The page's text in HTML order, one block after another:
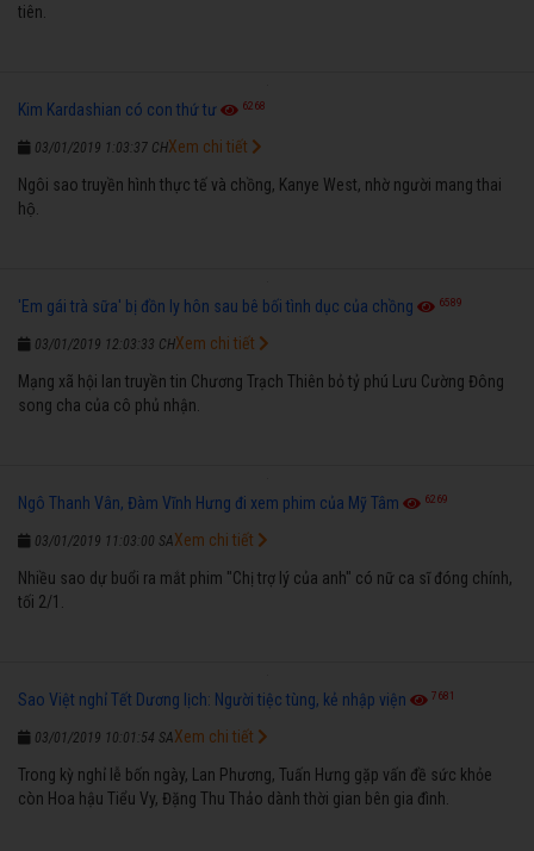
tiên.
Kim Kardashian có con thứ tư 6268
03/01/2019 1:03:37 CH
Ngôi sao truyền hình thực tế và chồng, Kanye West, nhờ người mang thai
hộ.
Xem chi tiết
'Em gái trà sữa' bị đồn ly hôn sau bê bối tình dục của chồng 6589
03/01/2019 12:03:33 CH
Mạng xã hội lan truyền tin Chương Trạch Thiên bỏ tỷ phú Lưu Cường Đông
song cha của cô phủ nhận.
Xem chi tiết
Ngô Thanh Vân, Đàm Vĩnh Hưng đi xem phim của Mỹ Tâm 6269
03/01/2019 11:03:00 SA
Nhiều sao dự buổi ra mắt phim "Chị trợ lý của anh" có nữ ca sĩ đóng chính,
tối 2/1.
Xem chi tiết
Sao Việt nghỉ Tết Dương lịch: Người tiệc tùng, kẻ nhập viện 7681
03/01/2019 10:01:54 SA
Trong kỳ nghỉ lễ bốn ngày, Lan Phương, Tuấn Hưng gặp vấn đề sức khỏe
còn Hoa hậu Tiểu Vy, Đặng Thu Thảo dành thời gian bên gia đình.
Xem chi tiết